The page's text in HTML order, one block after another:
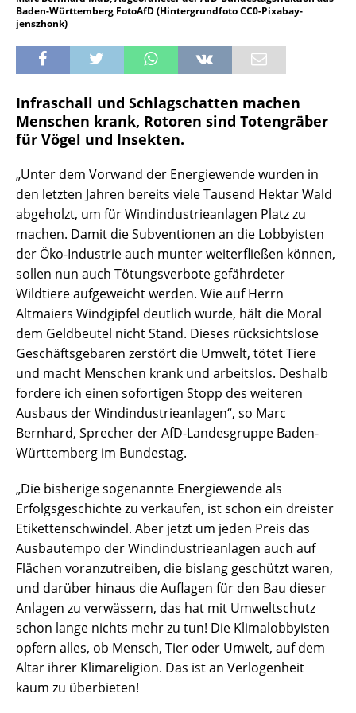
Baden-Württemberg FotoAfD (Hintergrundfoto CC0-Pixabay-
jenszhonk)
Infraschall und Schlagschatten machen
Menschen krank, Rotoren sind Totengräber
für Vögel und Insekten.
„Unter dem Vorwand der Energiewende wurden in
den letzten Jahren bereits viele Tausend Hektar Wald
abgeholzt, um für Windindustrieanlagen Platz zu
machen. Damit die Subventionen an die Lobbyisten
der Öko-Industrie auch munter weiterfließen können,
sollen nun auch Tötungsverbote gefährdeter
Wildtiere aufgeweicht werden. Wie auf Herrn
Altmaiers Windgipfel deutlich wurde, hält die Moral
dem Geldbeutel nicht Stand. Dieses rücksichtslose
Geschäftsgebaren zerstört die Umwelt, tötet Tiere
und macht Menschen krank und arbeitslos. Deshalb
fordere ich einen sofortigen Stopp des weiteren
Ausbaus der Windindustrieanlagen“, so Marc
Bernhard, Sprecher der AfD-Landesgruppe Baden-
Württemberg im Bundestag.
„Die bisherige sogenannte Energiewende als
Erfolgsgeschichte zu verkaufen, ist schon ein dreister
Etikettenschwindel. Aber jetzt um jeden Preis das
Ausbautempo der Windindustrieanlagen auch auf
Flächen voranzutreiben, die bislang geschützt waren,
und darüber hinaus die Auflagen für den Bau dieser
Anlagen zu verwässern, das hat mit Umweltschutz
schon lange nichts mehr zu tun! Die Klimalobbyisten
opfern alles, ob Mensch, Tier oder Umwelt, auf dem
Altar ihrer Klimareligion. Das ist an Verlogenheit
kaum zu überbieten!